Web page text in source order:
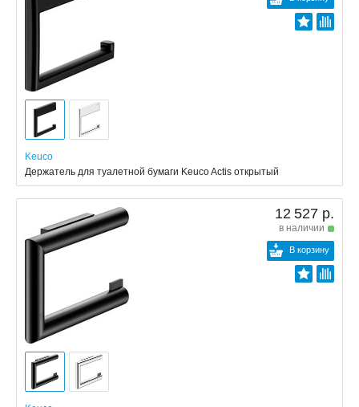
Keuco
Держатель для туалетной бумаги Keuco Actis открытый
12 527 р.
в наличии
В корзину